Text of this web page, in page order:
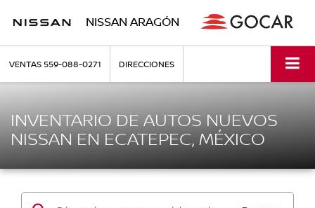
NISSAN ARAGÓN
VENTAS559-088-0271 DIRECCIONES
INVENTARIO DE AUTOS NUEVOS
NISSAN EN ECATEPEC, MÉXICO